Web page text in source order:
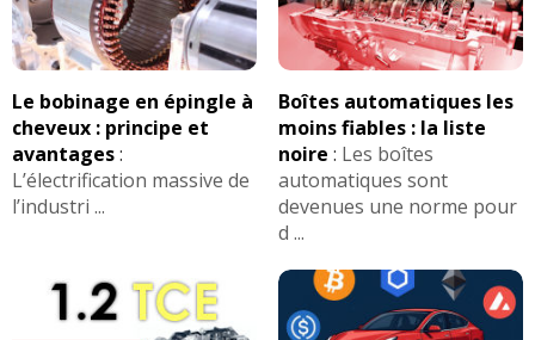
Le bobinage en épingle à
cheveux : principe et
avantages:
L’électrification massive de
l’industri ...
Boîtes automatiques les
moins fiables : la liste
noire : Les boîtes
automatiques sont
devenues une norme pour
d ...